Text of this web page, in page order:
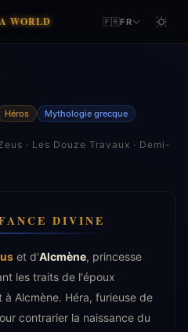
WORLD 🇫🇷FR
Héros Mythologie grecque
· Les Douze Travaux · Demi-
DIVINE
et d'Alcmène, princesse
les traits de l'époux
Alcmène. Héra, furieuse de
contrarier la naissance du